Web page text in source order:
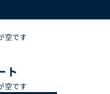
空です
ト
空です